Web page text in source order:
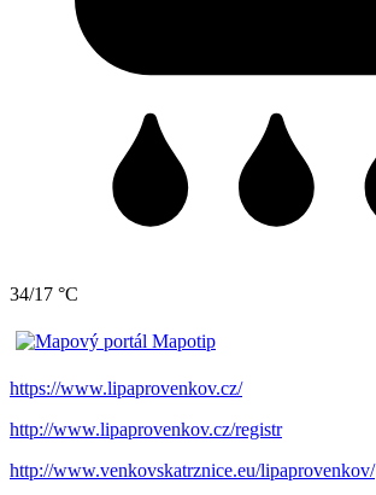
34/17 °C
https://www.lipaprovenkov.cz/
http://www.lipaprovenkov.cz/registr
http://www.venkovskatrznice.eu/lipaprovenkov/